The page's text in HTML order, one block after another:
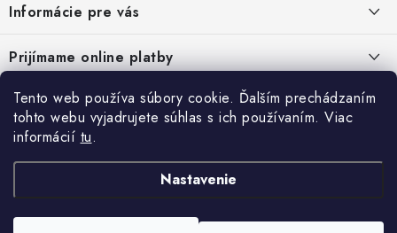
Tento web používa súbory cookie. Ďalším prechádzaním
tohto webu vyjadrujete súhlas s ich používaním. Viac
informácií tu.
Nastavenie
p
ä
t
Informácie pre vás
Reklamačný poriadok - formulár
Kontakt
Prijímame online platby
Prihlásenie
E-mail
Heslo
Facebook
Posledné hodnotenie produktov